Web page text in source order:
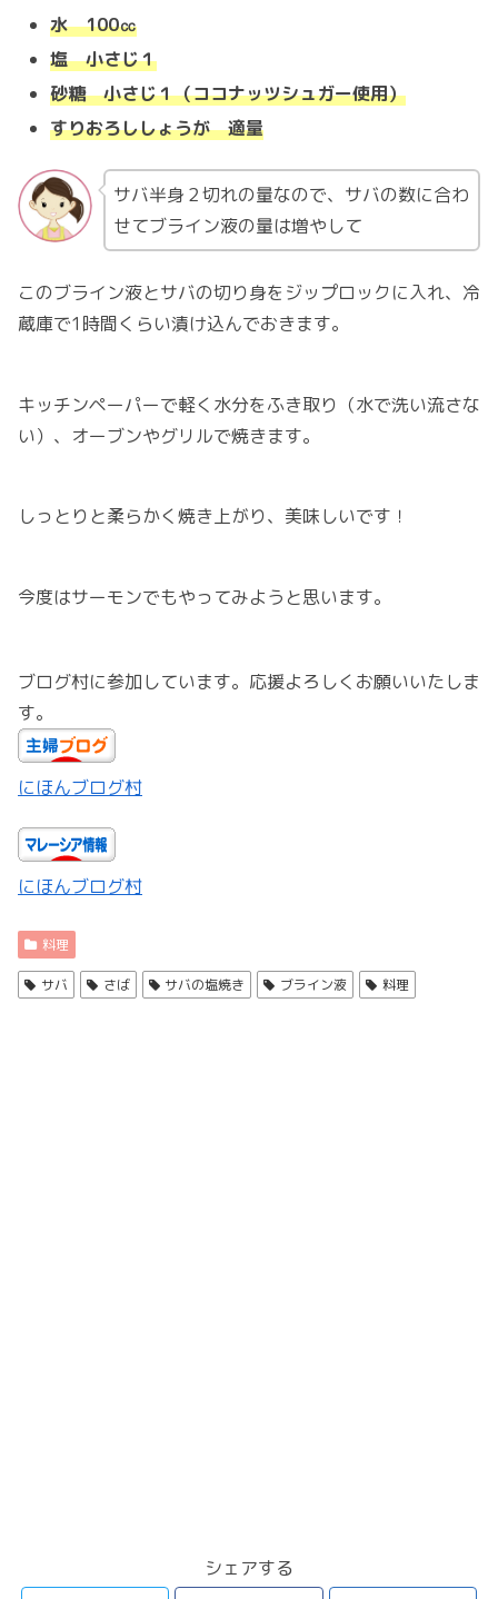
水 100㏄
塩 小さじ１
砂糖 小さじ１（ココナッツシュガー使用）
すりおろししょうが 適量
サバ半身２切れの量なので、サバの数に合わ
せてブライン液の量は増やして
このブライン液とサバの切り身をジップロックに入れ、冷
蔵庫で1時間くらい漬け込んでおきます。
キッチンペーパーで軽く水分をふき取り（水で洗い流さな
い）、オーブンやグリルで焼きます。
しっとりと柔らかく焼き上がり、美味しいです！
今度はサーモンでもやってみようと思います。
ブログ村に参加しています。応援よろしくお願いいたしま
す。
にほんブログ村
にほんブログ村
料理
サバ さば サバの塩焼き ブライン液 料理
シェアする